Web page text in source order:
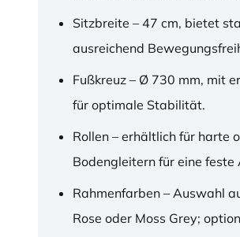
Sitzbreite – 47 cm, bietet
ausreichend
Fußkreuz – Ø 730 mm, mit
für optimale Stabilität.
Rollen – erhältlich für harte
Bodengleitern für eine feste
Rahmenfarben – Auswahl
Rose oder Moss Grey;